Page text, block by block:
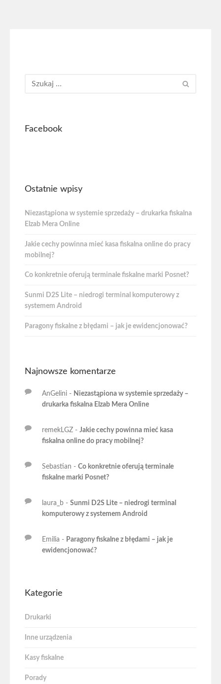
Facebook
Ostatnie wpisy
Niezastąpiona w systemie sprzedaży – drukarka fiskalna
Elzab Mera Online
Jakie cechy powinna mieć kasa fiskalna online do pracy
mobilnej?
Co konkretnie oferują terminale fiskalne marki Posnet?
Sunmi D2S Lite – niedrogi terminal komputerowy z
systemem Android
Paragony fiskalne z błędami – jak je ewidencjonować?
Najnowsze komentarze
AnGelini - Niezastąpiona w systemie sprzedaży –
drukarka fiskalna Elzab Mera Online
remekLGZ - Jakie cechy powinna mieć kasa
fiskalna online do pracy mobilnej?
Sebastian - Co konkretnie oferują terminale
fiskalne marki Posnet?
laura_b - Sunmi D2S Lite – niedrogi terminal
komputerowy z systemem Android
Emilia - Paragony fiskalne z błędami – jak je
ewidencjonować?
Kategorie
Drukarki
Inne urządzenia
Kasy fiskalne
Porady